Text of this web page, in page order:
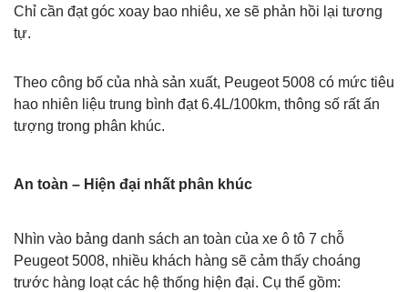
Chỉ cần đạt góc xoay bao nhiêu, xe sẽ phản hồi lại tương
tự.
Theo công bố của nhà sản xuất, Peugeot 5008 có mức tiêu
hao nhiên liệu trung bình đạt 6.4L/100km, thông số rất ấn
tượng trong phân khúc.
An toàn – Hiện đại nhất phân khúc
Nhìn vào bảng danh sách an toàn của xe ô tô 7 chỗ
Peugeot 5008, nhiều khách hàng sẽ cảm thấy choáng
trước hàng loạt các hệ thống hiện đại. Cụ thể gồm: